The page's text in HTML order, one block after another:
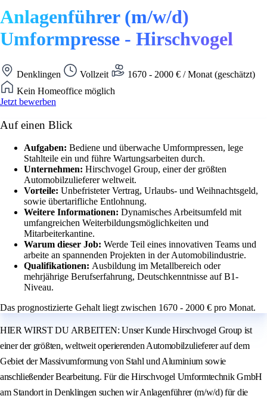
Anlagenführer (m/w/d)
Umformpresse - Hirschvogel
Denklingen Vollzeit
1670 - 2000 € / Monat (geschätzt)
Kein Homeoffice möglich
Jetzt bewerben
Auf einen Blick
Aufgaben: Bediene und überwache Umformpressen, lege
Stahlteile ein und führe Wartungsarbeiten durch.
Unternehmen: Hirschvogel Group, einer der größten
Automobilzulieferer weltweit.
Vorteile: Unbefristeter Vertrag, Urlaubs- und Weihnachtsgeld,
sowie übertarifliche Entlohnung.
Weitere Informationen: Dynamisches Arbeitsumfeld mit
umfangreichen Weiterbildungsmöglichkeiten und
Mitarbeiterkantine.
Warum dieser Job: Werde Teil eines innovativen Teams und
arbeite an spannenden Projekten in der Automobilindustrie.
Qualifikationen: Ausbildung im Metallbereich oder
mehrjährige Berufserfahrung, Deutschkenntnisse auf B1-
Niveau.
Das prognostizierte Gehalt liegt zwischen 1670 - 2000 € pro Monat.
HIER WIRST DU ARBEITEN: Unser Kunde Hirschvogel Group ist
einer der größten, weltweit operierenden Automobilzulieferer auf dem
Gebiet der Massivumformung von Stahl und Aluminium sowie
anschließender Bearbeitung. Für die Hirschvogel Umformtechnik GmbH
am Standort in Denklingen suchen wir Anlagenführer (m/w/d) für die